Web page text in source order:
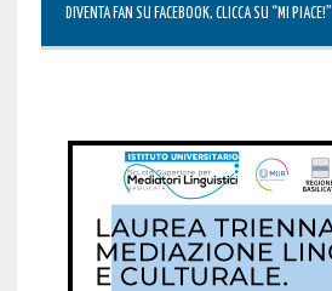
DIVENTA FAN SU FACEBOOK, CLICCA SU “MI PIACE!”